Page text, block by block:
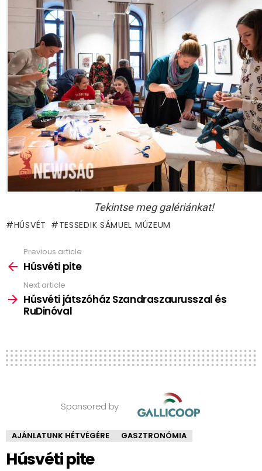
Tekintse meg galériánkat!
HÚSVÉT TESSEDIK SÁMUEL MÚZEUM
more
Previous article
Húsvéti pite
Next article
Húsvéti játszóház Szandraszaurusszal és
RuDinóval
Sponsored by
AJÁNLATUNK HÉTVÉGÉRE GASZTRONÓMIA
Húsvéti pite